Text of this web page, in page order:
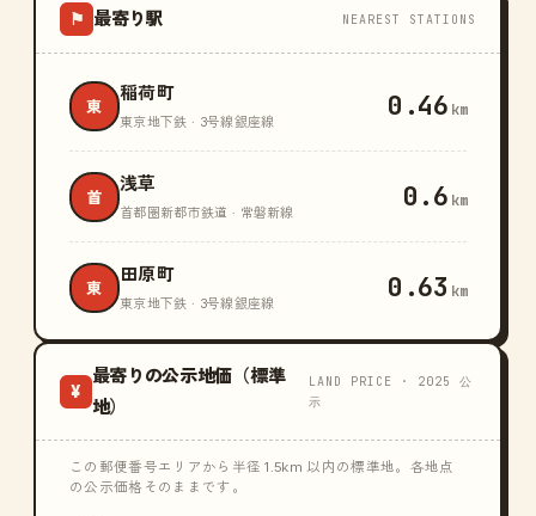
⚑ 最寄り駅 NEAREST STATIONS
東
稲荷町
東京地下鉄 · 3号線銀座線 0.46 km
首
浅草
首都圏新都市鉄道 · 常磐新線 0.6 km
東
田原町
東京地下鉄 · 3号線銀座線 0.63 km
¥
最寄りの公示地価（標準
地）
LAND PRICE · 2025 公
示
この郵便番号エリアから半径 1.5km 以内の標準地。各地点
の公示価格そのままです。